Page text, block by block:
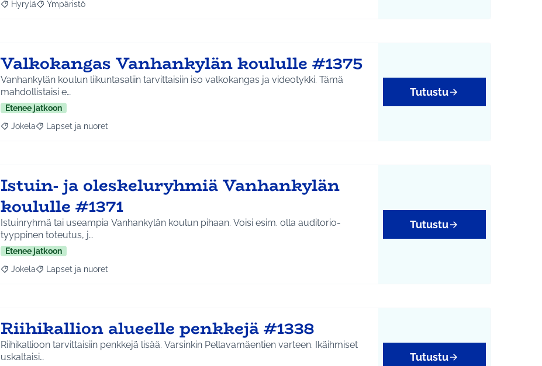
Rajaa tulokset aihepiirin mukaan: Hyrylä
Hyrylä Rajaa tulokset teeman mukaan: Ympäristö
Ympäristö
Valkokangas Vanhankylän koululle #1375
Vanhankylän koulun liikuntasaliin tarvittaisiin iso valkokangas ja videotykki. Tämä
mahdollistaisi e…
Etenee jatkoon
Rajaa tulokset aihepiirin mukaan: Jokela
Jokela Rajaa tulokset teeman mukaan: Lapset ja nuoret
Lapset ja nuoret
Tutustu
Istuin- ja oleskeluryhmiä Vanhankylän
koululle #1371
Istuinryhmä tai useampia Vanhankylän koulun pihaan. Voisi esim. olla auditorio-
tyyppinen toteutus, j…
Etenee jatkoon
Rajaa tulokset aihepiirin mukaan: Jokela
Jokela Rajaa tulokset teeman mukaan: Lapset ja nuoret
Lapset ja nuoret
Tutustu
Riihikallion alueelle penkkejä #1338
Riihikallioon tarvittaisiin penkkejä lisää. Varsinkin Pellavamäentien varteen. Ikäihmiset
uskaltaisi…
Tutustu